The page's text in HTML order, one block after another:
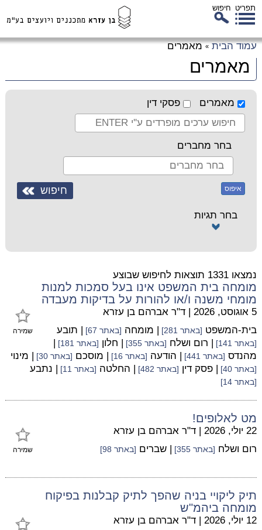
תפריט חיפוש
עמוד הבית » מאמרים
מאמרים
מאמרים פסקי דין
בחר מחברים
איפוס
בחר תגיות
נמצאו 1331 תוצאות לחיפוש שבוצע
מומחה בית המשפט אינו בעל סמכות למנות
מומחי משנה ו/או להורות על בדיקות מעבדה
שמירה
5 אוגוסט, 2026 | ד"ר אברהם בן עזרא
בית-המשפט [באתר 281] | מומחה [באתר 67] | תובע
[באתר 141] | רום ושלח [באתר 355] | חלון [באתר 181]
|
מהנדס [באתר 441] | הודעה [באתר 16] | מוסכם [באתר 30] | מינוי
[באתר 40] | פסק דין [באתר 482] | החלטה [באתר 11] | נתבע
[באתר 14]
מט לאלופים!
שמירה
22 יולי, 2026 | ד"ר אברהם בן עזרא
רום ושלח [באתר 355] | שברים [באתר 98]
תיק ליקויי בניה שהפך לתיק קבלנות בפיקוח
מומחה ביהמ"ש
12 יולי, 2026 | ד"ר אברהם בן עזרא